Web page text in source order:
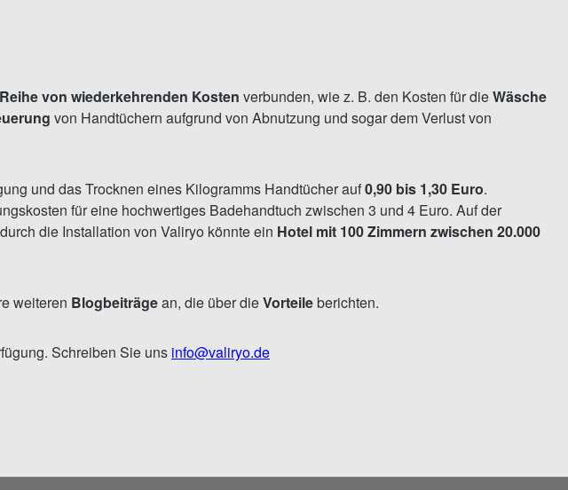
Reihe von wiederkehrenden Kosten verbunden, wie z. B. den Kosten für dieWäsche
von Handtüchern aufgrund von Abnutzung und sogar dem Verlust von
und das Trocknen eines Kilogramms Handtücher auf0,90 bis 1,30 Euro.
für eine hochwertiges Badehandtuch zwischen 3 und 4 Euro. Auf der
die Installation von Valiryo könnte ein Hotel mit 100 Zimmern zwischen 20.000
weiteren Blogbeiträgean, die über dieVorteileberichten.
Schreiben Sie uns info@valiryo.de